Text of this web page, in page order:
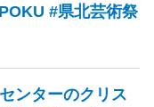
#県北芸術祭
ンターのクリス